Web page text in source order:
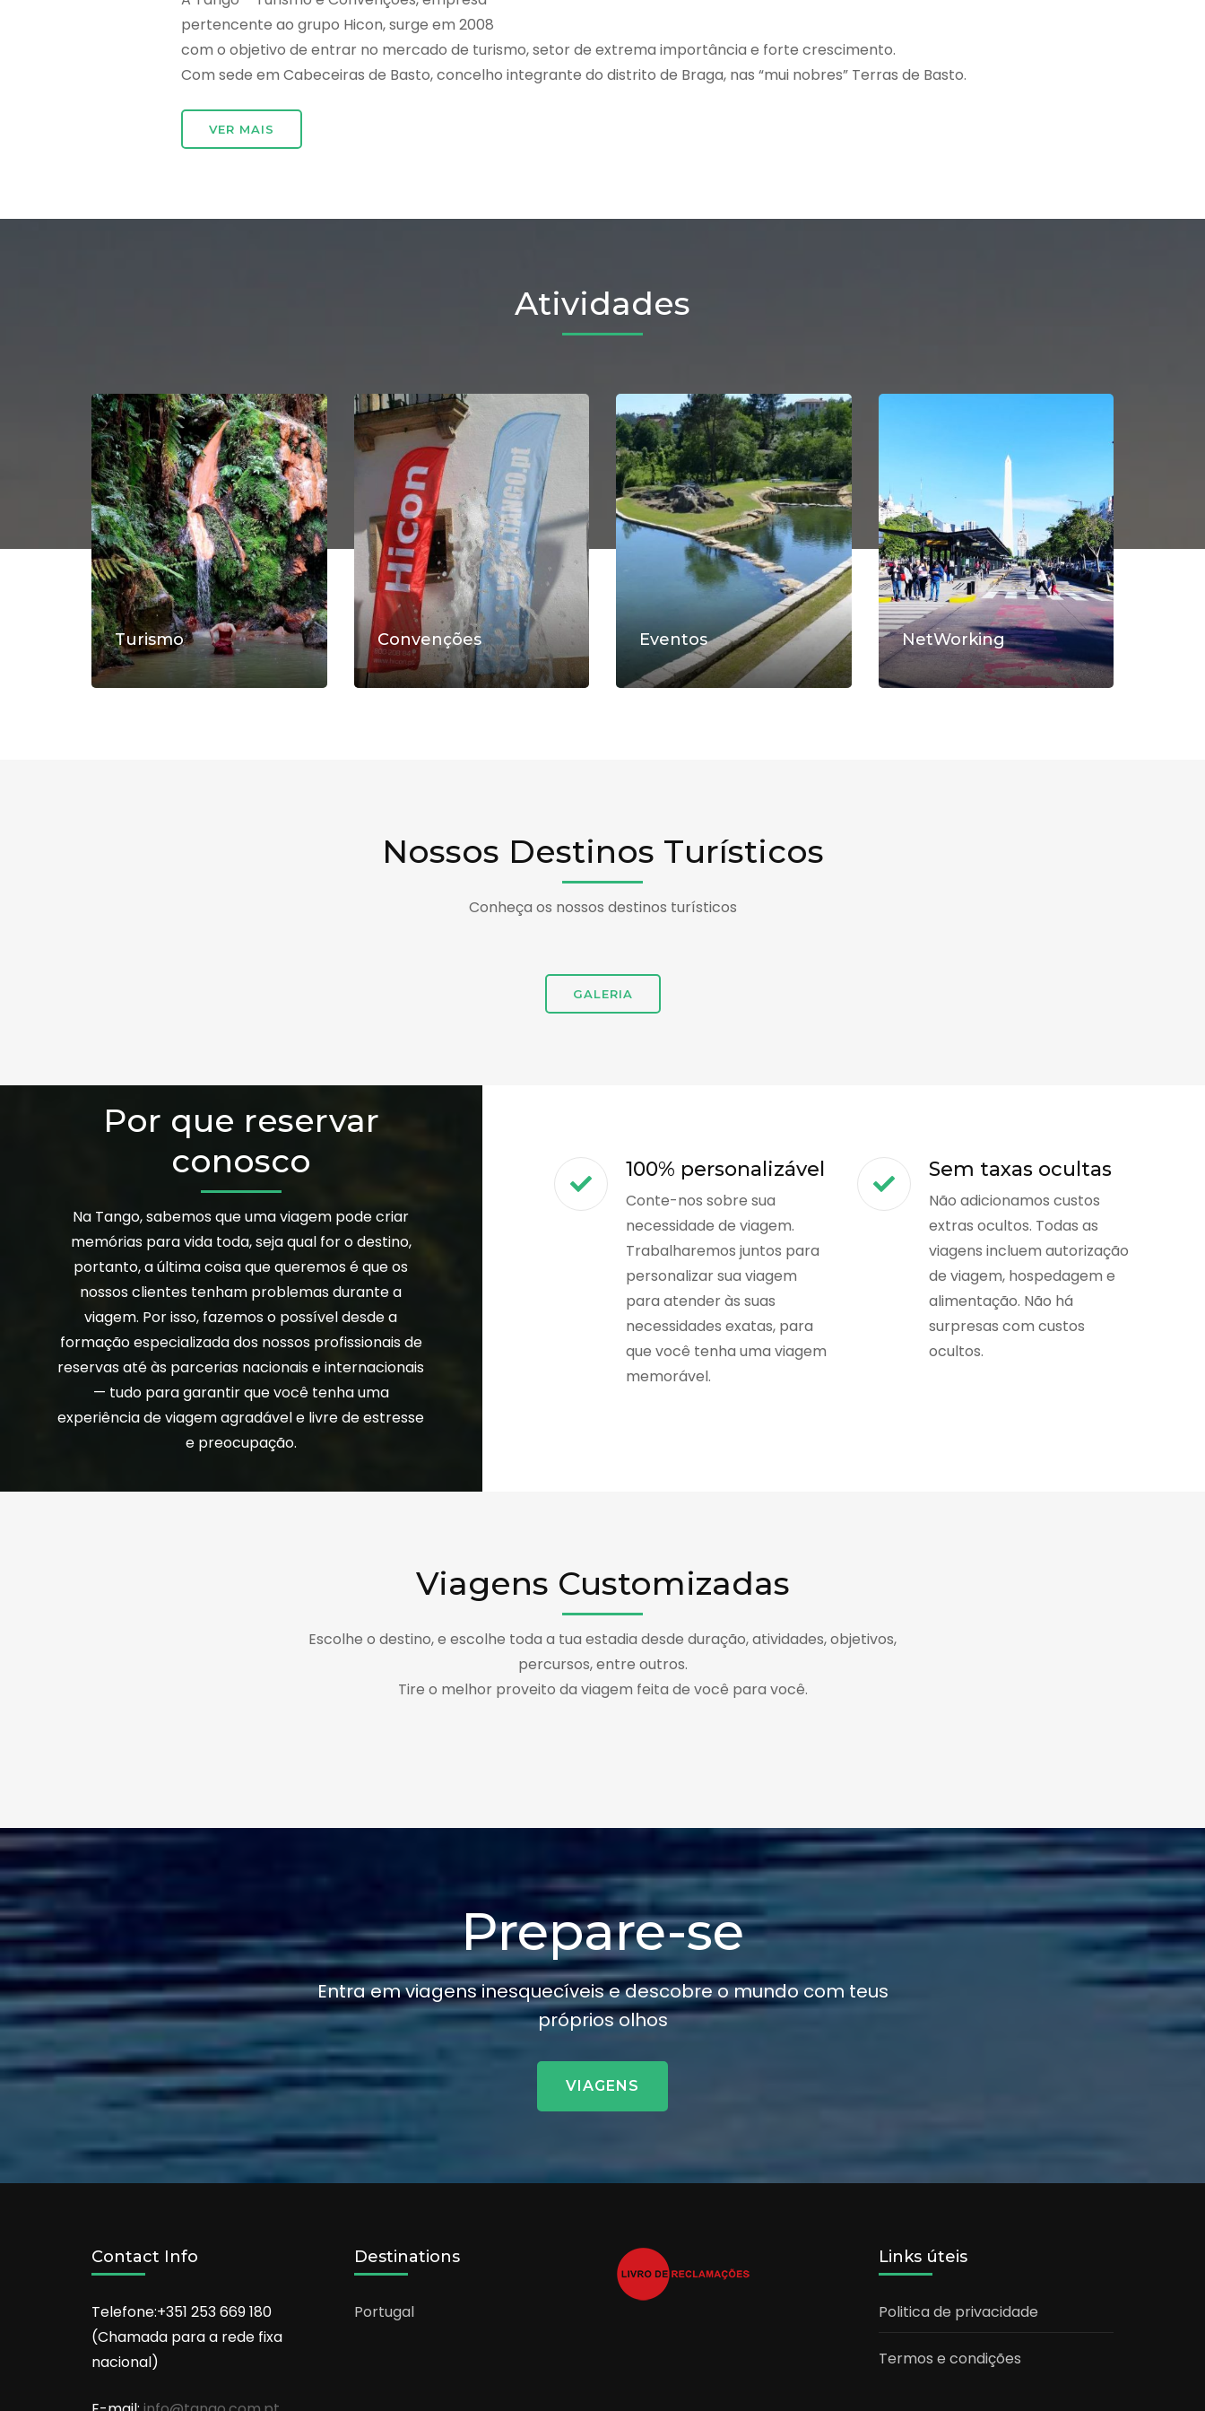
pertencente ao grupo Hicon, surge em 2008
com o objetivo de entrar no mercado de turismo, setor de extrema importância e forte crescimento.
Com sede em Cabeceiras de Basto, concelho integrante do distrito de Braga, nas “mui nobres” Terras de Basto.
VER MAIS
Atividades
Turismo Convenções Eventos NetWorking
Nossos Destinos Turísticos
Conheça os nossos destinos turísticos
GALERIA
Por que reservar
conosco
Na Tango, sabemos que uma viagem pode criar
memórias para vida toda, seja qual for o destino,
portanto, a última coisa que queremos é que os
nossos clientes tenham problemas durante a
viagem. Por isso, fazemos o possível desde a
formação especializada dos nossos profissionais de
reservas até às parcerias nacionais e internacionais
— tudo para garantir que você tenha uma
experiência de viagem agradável e livre de estresse
e preocupação.
100% personalizável
Conte-nos sobre sua
necessidade de viagem.
Trabalharemos juntos para
personalizar sua viagem
para atender às suas
necessidades exatas, para
que você tenha uma viagem
memorável.
Sem taxas ocultas
Não adicionamos custos
extras ocultos. Todas as
viagens incluem autorização
de viagem, hospedagem e
alimentação. Não há
surpresas com custos
ocultos.
Viagens Customizadas
Escolhe o destino, e escolhe toda a tua estadia desde duração, atividades, objetivos,
percursos, entre outros.
Tire o melhor proveito da viagem feita de você para você.
Prepare-se
Entra em viagens inesquecíveis e descobre o mundo com teus
próprios olhos
VIAGENS
Contact Info
Telefone:+351 253 669 180
(Chamada para a rede fixa
nacional)
Destinations
Portugal
Links úteis
Politica de privacidade
Termos e condições